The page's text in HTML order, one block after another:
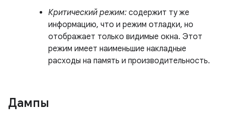
Критический режим: содержит ту же
информацию, что и режим отладки, но
отображает только видимые окна. Этот
режим имеет наименьшие накладные
расходы на память и производительность.
Дампы